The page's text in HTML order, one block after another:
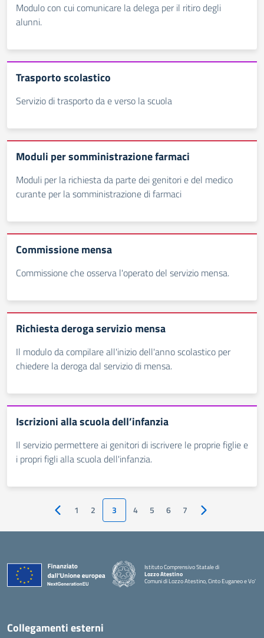
Modulo con cui comunicare la delega per il ritiro degli
alunni.
Trasporto scolastico
Servizio di trasporto da e verso la scuola
Moduli per somministrazione farmaci
Moduli per la richiesta da parte dei genitori e del medico
curante per la somministrazione di farmaci
Commissione mensa
Commissione che osserva l'operato del servizio mensa.
Richiesta deroga servizio mensa
Il modulo da compilare all'inizio dell'anno scolastico per
chiedere la deroga dal servizio di mensa.
Iscrizioni alla scuola dell’infanzia
Il servizio permettere ai genitori di iscrivere le proprie figlie e
i propri figli alla scuola dell'infanzia.
Pagina precedente
1 2 3 4 5 6 7 Pagina
Istituto Comprensivo Statale di
Lozzo Atestino
Comuni di Lozzo Atestino, Cinto Euganeo e Vo'
— Visita la pagina iniziale della scuola
Collegamenti esterni